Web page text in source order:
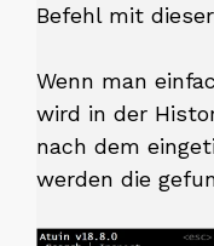
Befehl mit
Wenn man
wird in der
nach dem
werden die